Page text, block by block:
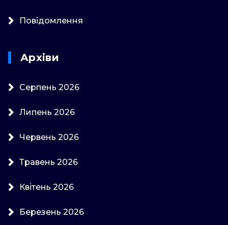
Повідомлення
Архіви
Серпень 2026
Липень 2026
Червень 2026
Травень 2026
Квітень 2026
Березень 2026